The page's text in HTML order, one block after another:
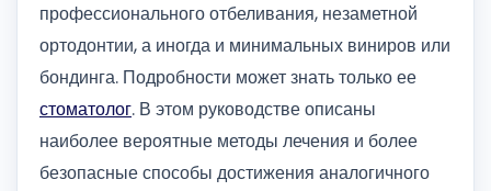
профессионального отбеливания, незаметной
ортодонтии, а иногда и минимальных виниров или
бондинга. Подробности может знать только ее
стоматолог. В этом руководстве описаны
наиболее вероятные методы лечения и более
безопасные способы достижения аналогичного